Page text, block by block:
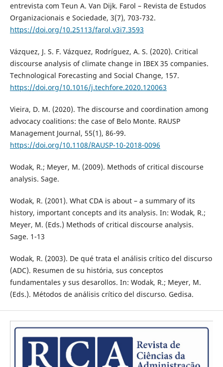
entrevista com Teun A. Van Dijk. Farol – Revista de Estudos
Organizacionais e Sociedade, 3(7), 703-732.
https://doi.org/10.25113/farol.v3i7.3593
Vázquez, J. S. F. Vázquez, Rodríguez, A. S. (2020). Critical
discourse analysis of climate change in IBEX 35 companies.
Technological Forecasting and Social Change, 157.
https://doi.org/10.1016/j.techfore.2020.120063
Vieira, D. M. (2020). The discourse and coordination among
advocacy coalitions: the case of Belo Monte. RAUSP
Management Journal, 55(1), 86-99.
https://doi.org/10.1108/RAUSP-10-2018-0096
Wodak, R.; Meyer, M. (2009). Methods of critical discourse
analysis. Sage.
Wodak, R. (2001). What CDA is about – a summary of its
history, important concepts and its analysis. In: Wodak, R.;
Meyer, M. (Eds.) Methods of critical discourse analysis.
Sage. 1-13
Wodak, R. (2003). De qué trata el análisis crítico del discurso
(ADC). Resumen de su história, sus conceptos
fundamentales y sus desarollos. In: Wodak, R.; Meyer, M.
(Eds.). Métodos de análisis crítico del discurso. Gedisa.